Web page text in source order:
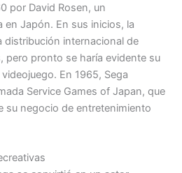
por David Rosen, un
en Japón. En sus inicios, la
distribución internacional de
pero pronto se haría evidente su
En 1965, Sega
Service Games of Japan, que
su negocio de entretenimiento